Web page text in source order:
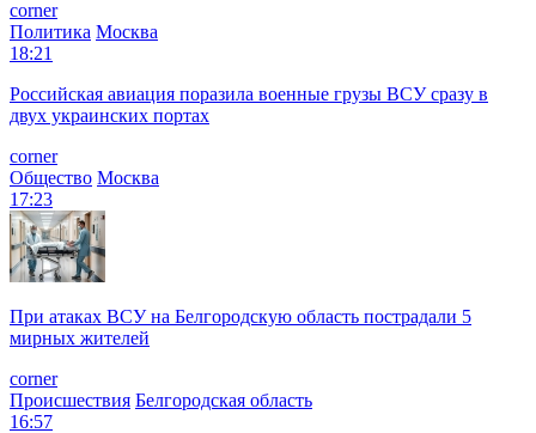
corner
Политика Москва
18:21
Российская авиация поразила военные грузы ВСУ сразу в
двух украинских портах
corner
Общество Москва
17:23
При атаках ВСУ на Белгородскую область пострадали 5
мирных жителей
corner
Происшествия Белгородская область
16:57